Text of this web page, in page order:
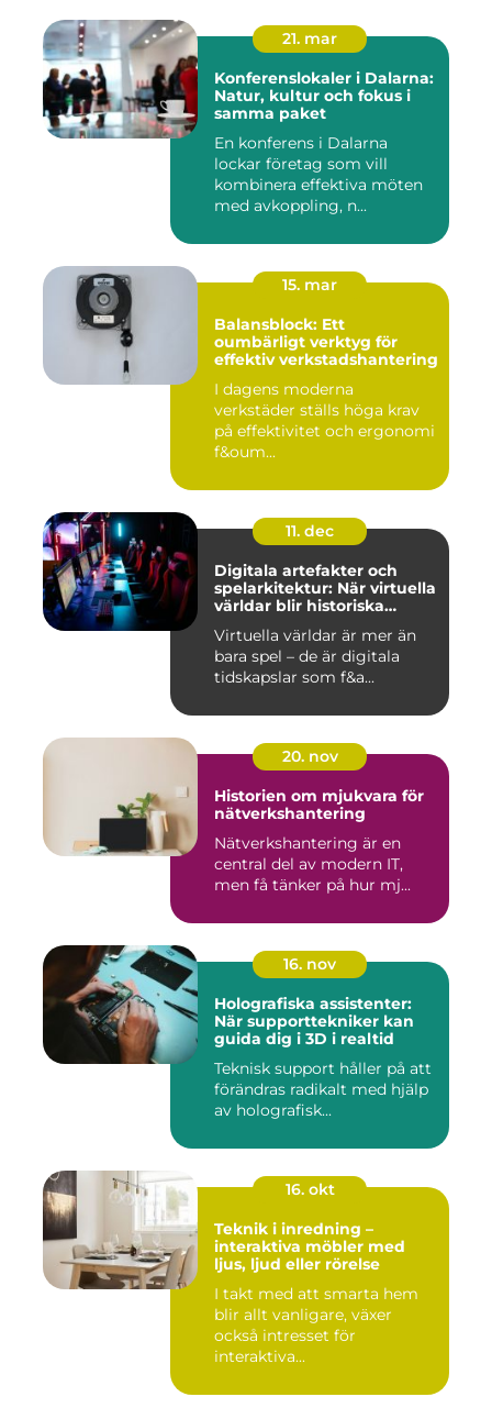
21. mar
Konferenslokaler i Dalarna:
Natur, kultur och fokus i
samma paket
En konferens i Dalarna
lockar företag som vill
kombinera effektiva möten
med avkoppling, n...
15. mar
Balansblock: Ett
oumbärligt verktyg för
effektiv verkstadshantering
I dagens moderna
verkstäder ställs höga krav
på effektivitet och ergonomi
f&oum...
11. dec
Digitala artefakter och
spelarkitektur: När virtuella
världar blir historiska
Virtuella världar är mer än
bara spel – de är digitala
tidskapslar som f&a...
20. nov
Historien om mjukvara för
nätverkshantering
Nätverkshantering är en
central del av modern IT,
men få tänker på hur mj...
16. nov
Holografiska assistenter:
När supporttekniker kan
guida dig i 3D i realtid
Teknisk support håller på att
förändras radikalt med hjälp
av holografisk...
16. okt
Teknik i inredning –
interaktiva möbler med
ljus, ljud eller rörelse
I takt med att smarta hem
blir allt vanligare, växer
också intresset för
interaktiva...